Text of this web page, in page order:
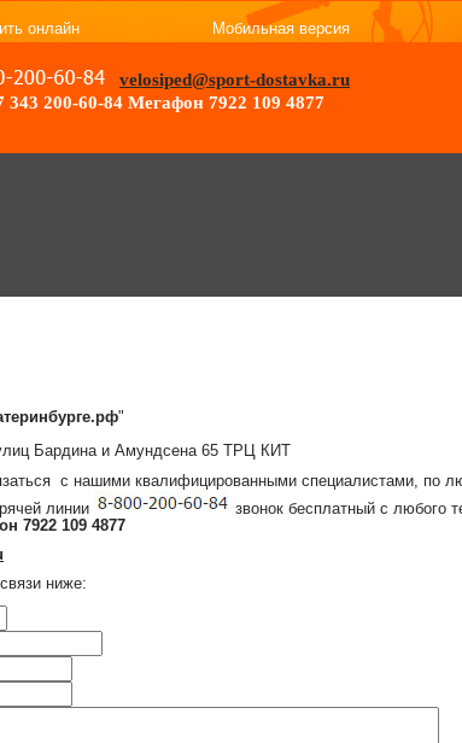
онлайн Мобильная версия
velosiped@sport-dostavka.ru
343 200-60-84 Мегафон 7922 109 4877
"
улиц Бардина и Амундсена 65 ТРЦ КИТ
с нашими квалифицированными специалистами, по
линии
звонок бесплатный с любого
7922 109 4877
ниже: